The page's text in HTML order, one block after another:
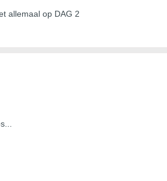
allemaal op DAG 2